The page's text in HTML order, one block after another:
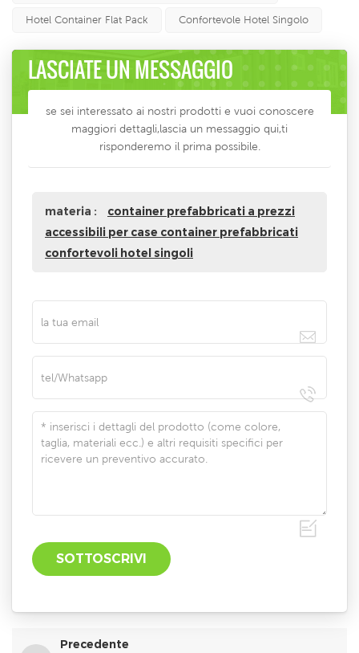
Hotel Container Flat Pack Confortevole Hotel Singolo
LASCIATE UN MESSAGGIO
se sei interessato ai nostri prodotti e vuoi conoscere
maggiori dettagli,lascia un messaggio qui,ti
risponderemo il prima possibile.
materia :
container prefabbricati a prezzi
accessibili per case container prefabbricati
confortevoli hotel singoli
Precedente